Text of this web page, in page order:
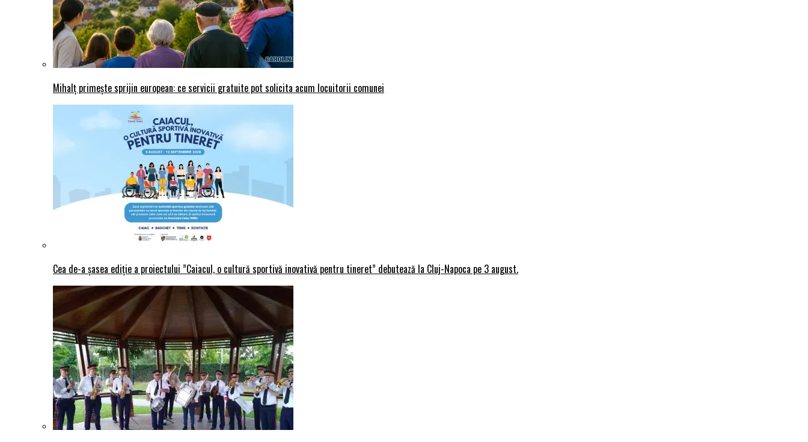
Mihalț primește sprijin european: ce servicii gratuite pot solicita acum locuitorii comunei
Cea de-a șasea ediție a proiectului ”Caiacul, o cultură sportivă inovativă pentru tineret” debutează la Cluj-Napoca pe 3 august.